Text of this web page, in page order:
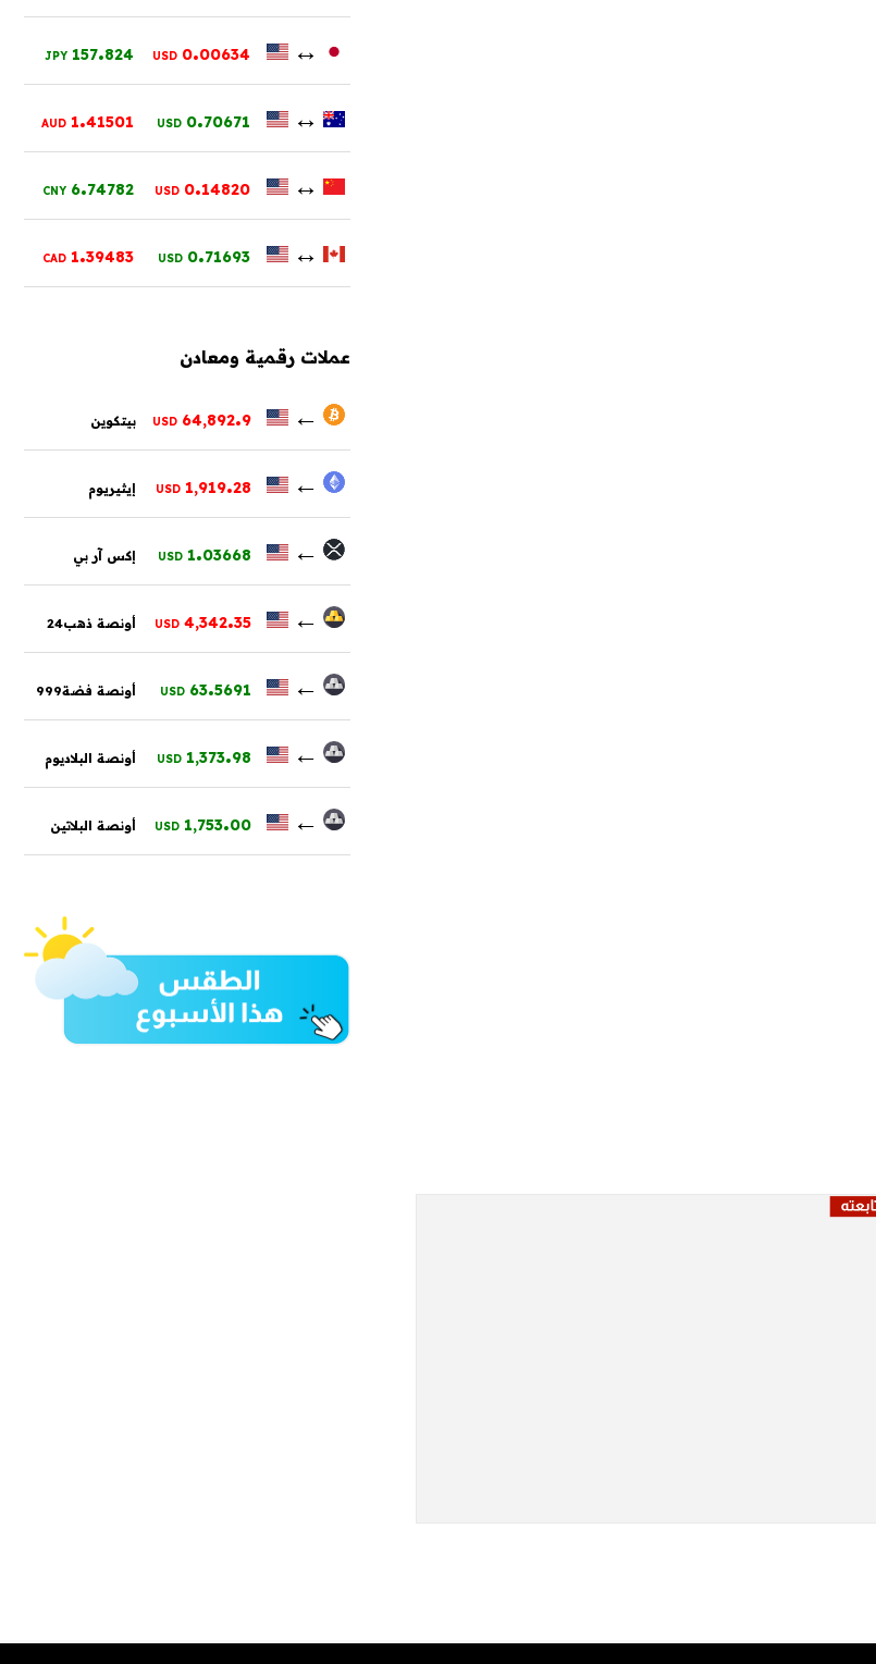
↔
0.00634
USD
157.824
JPY
↔
0.70671
USD
1.41501
AUD
↔
0.14820
USD
6.74782
CNY
↔
0.71693
USD
1.39483
CAD
عملات رقمية ومعادن
←
64,892.9
USD بيتكوين
←
1,919.28
USD إيثيريوم
←
1.03668
USD إكس آر بي
←
4,342.35
USD أونصة ذهب24
←
63.5691
USD أونصة فضة999
←
1,373.98
USD أونصة البلاديوم
←
1,753.00
USD أونصة البلاتين